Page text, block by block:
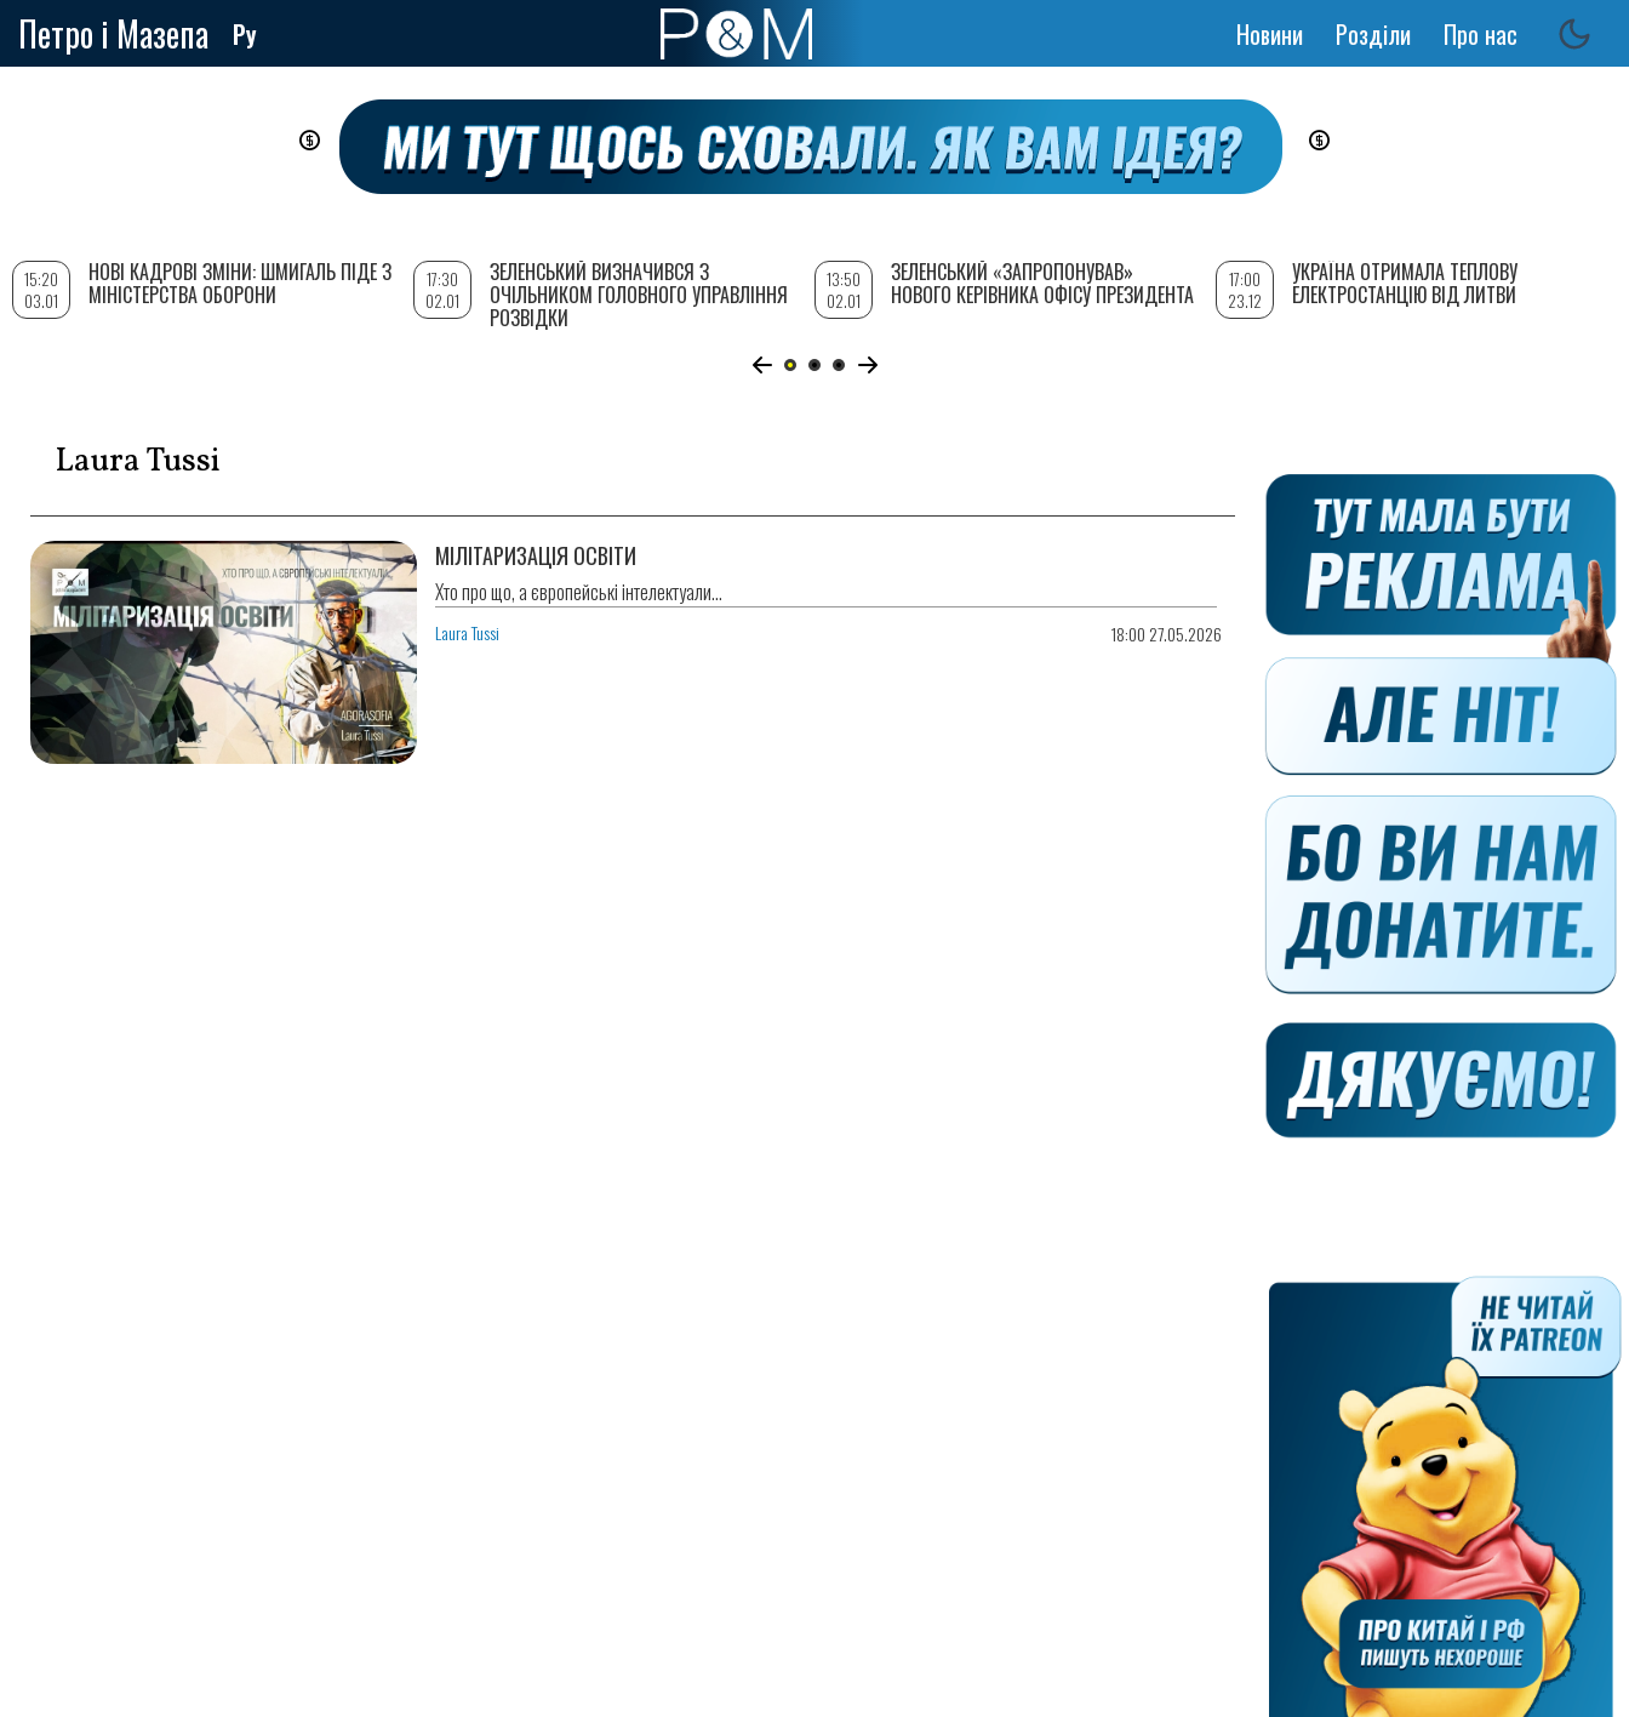
Петро і Мазепа Ру
Основная
Новини Розділи Про нас
Laura Tussi
МІЛІТАРИЗАЦІЯ ОСВІТИ
Хто про що, а європейські інтелектуали…
Laura Tussi 18:00 27.05.2026
15:20
03.01
НОВІ КАДРОВІ ЗМІНИ: ШМИГАЛЬ ПІДЕ З
МІНІСТЕРСТВА ОБОРОНИ
17:30
02.01
ЗЕЛЕНСЬКИЙ ВИЗНАЧИВСЯ З
ОЧІЛЬНИКОМ ГОЛОВНОГО УПРАВЛІННЯ
РОЗВІДКИ
13:50
02.01
ЗЕЛЕНСЬКИЙ «ЗАПРОПОНУВАВ»
НОВОГО КЕРІВНИКА ОФІСУ ПРЕЗИДЕНТА
17:00
23.12
УКРАЇНА ОТРИМАЛА ТЕПЛОВУ
ЕЛЕКТРОСТАНЦІЮ ВІД ЛИТВИ